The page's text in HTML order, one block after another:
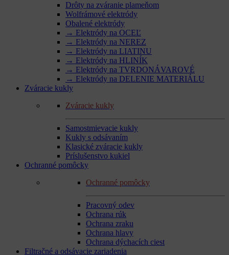
Drôty na zváranie plameňom
Wolfrámové elektródy
Obalené elektródy
→ Elektródy na OCEĽ
→ Elektródy na NEREZ
→ Elektródy na LIATINU
→ Elektródy na HLINÍK
→ Elektródy na TVRDONÁVAROVÉ
→ Elektródy na DELENIE MATERIÁLU
Zváracie kukly
Zváracie kukly
Samostmievacie kukly
Kukly s odsávaním
Klasické zváracie kukly
Príslušenstvo kukiel
Ochranné pomôcky
Ochranné pomôcky
Pracovný odev
Ochrana rúk
Ochrana zraku
Ochrana hlavy
Ochrana dýchacích ciest
Filtračné a odsávacie zariadenia